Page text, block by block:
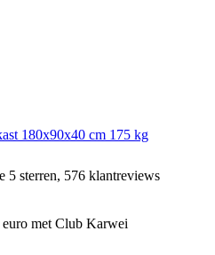
180x90x40 cm 175 kg
5 sterren, 576 klantreviews
met Club Karwei